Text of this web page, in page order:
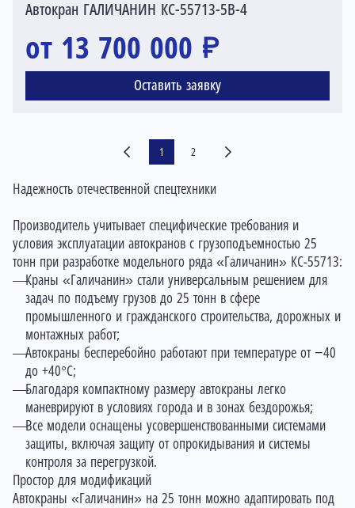
Автокран ГАЛИЧАНИН КС-55713-5В-4
от 13 700 000 ₽
Оставить заявку
1 2
Надежность отечественной спецтехники
Производитель учитывает специфические требования и
условия эксплуатации автокранов с грузоподъемностью 25
тонн при разработке модельного ряда «Галичанин» КС-55713:
Краны «Галичанин» стали универсальным решением для
задач по подъему грузов до 25 тонн в сфере
промышленного и гражданского строительства, дорожных и
монтажных работ;
Автокраны бесперебойно работают при температуре от −40
до +40°C;
Благодаря компактному размеру автокраны легко
маневрируют в условиях города и в зонах бездорожья;
Все модели оснащены усовершенствованными системами
защиты, включая защиту от опрокидывания и системы
контроля за перегрузкой.
Простор для модификаций
Автокраны «Галичанин» на 25 тонн можно адаптировать под